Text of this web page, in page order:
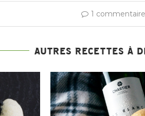
1 commentaire
AUTRES RECETTES À